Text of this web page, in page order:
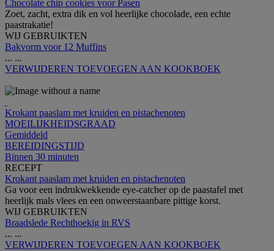
Chocolate chip cookies voor Pasen
Zoet, zacht, extra dik en vol heerlijke chocolade, een echte
paastrakatie!
WIJ GEBRUIKTEN
Bakvorm voor 12 Muffins
... ...
VERWIJDEREN TOEVOEGEN AAN KOOKBOEK
Krokant paaslam met kruiden en pistachenoten
MOEILIJKHEIDSGRAAD
Gemiddeld
BEREIDINGSTIJD
Binnen 30 minuten
RECEPT
Krokant paaslam met kruiden en pistachenoten
Ga voor een indrukwekkende eye-catcher op de paastafel met
heerlijk mals vlees en een onweerstaanbare pittige korst.
WIJ GEBRUIKTEN
Braadslede Rechthoekig in RVS
... ...
VERWIJDEREN TOEVOEGEN AAN KOOKBOEK